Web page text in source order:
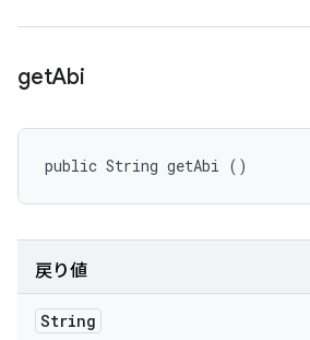
getAbi
public String getAbi ()
戻り値
String